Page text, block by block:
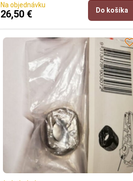
Na objednávku
26,50 € Do košíka